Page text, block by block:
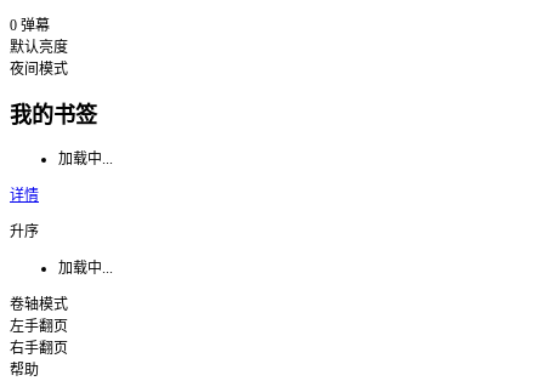
0 弹幕
默认亮度
夜间模式
我的书签
加载中...
详情
升序
加载中...
卷轴模式
左手翻页
右手翻页
帮助